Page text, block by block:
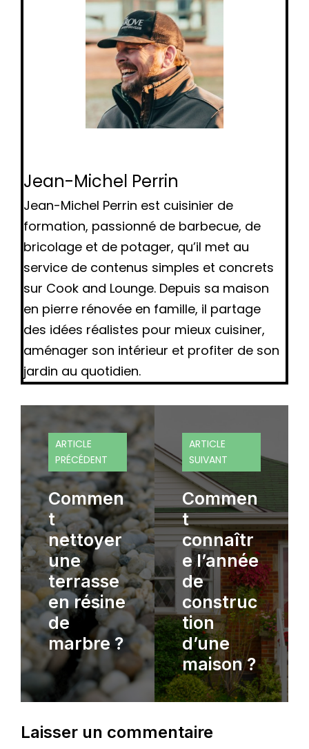
Jean-Michel Perrin
Jean-Michel Perrin est cuisinier de
formation, passionné de barbecue, de
bricolage et de potager, qu’il met au
service de contenus simples et concrets
sur Cook and Lounge. Depuis sa maison
en pierre rénovée en famille, il partage
des idées réalistes pour mieux cuisiner,
aménager son intérieur et profiter de son
jardin au quotidien.
ARTICLE
PRÉCÉDENT
Commen
t
nettoyer
une
terrasse
en résine
de
marbre ?
ARTICLE
SUIVANT
Commen
t
connaîtr
e l’année
de
construc
tion
d’une
maison ?
Laisser un commentaire